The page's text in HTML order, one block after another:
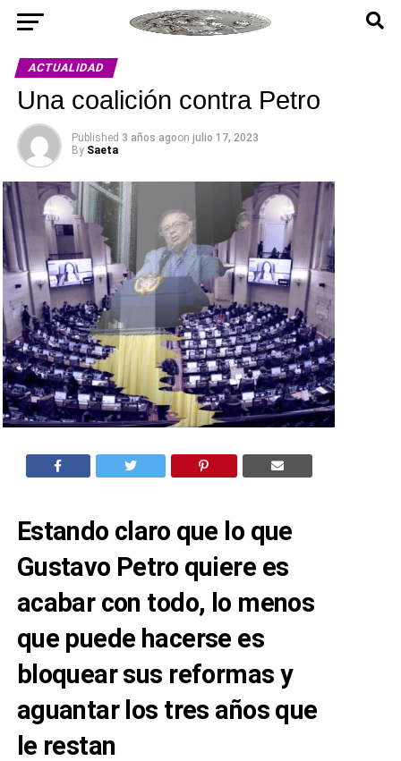
ACTUALIDAD
Una coalición contra Petro
Published 3 años agoon julio 17, 2023
By Saeta
Estando claro que lo que
Gustavo Petro quiere es
acabar con todo, lo menos
que puede hacerse es
bloquear sus reformas y
aguantar los tres años que
le restan